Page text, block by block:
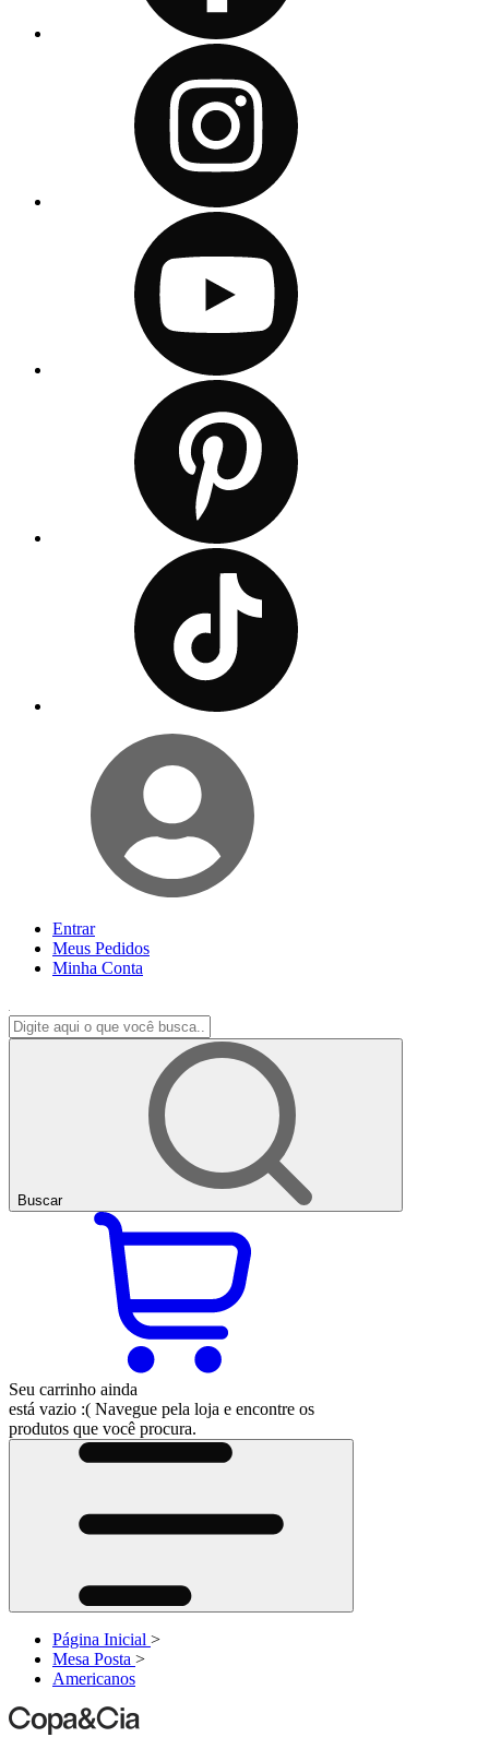
Entrar
Meus Pedidos
Minha Conta
Buscar
Seu carrinho ainda
está vazio :( Navegue pela loja e encontre os
produtos que você procura.
Página Inicial >
Mesa Posta >
Americanos